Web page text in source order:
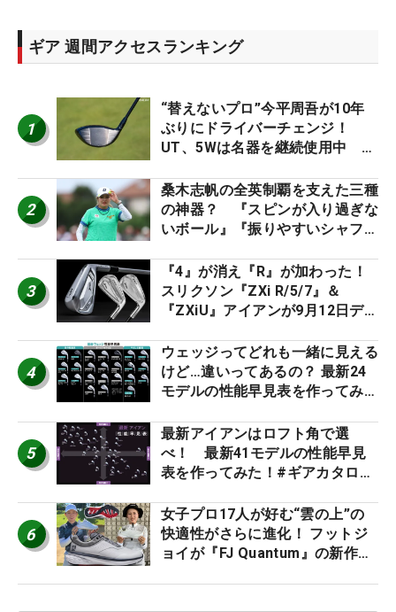
ギア 週間アクセスランキング
1
“替えないプロ”今平周吾が10年
ぶりにドライバーチェンジ！
UT、5Wは名器を継続使用中 #
2
桑木志帆の全英制覇を支えた三種
の神器？ 『スピンが入り過ぎな
いボール』『振りやすいシャフ
ー』 #女子プロセッティング
3
『4』が消え『R』が加わった！
スリクソン『ZXi R/5/7』＆
『ZXiU』アイアンが9月12日デ
4
ウェッジってどれも一緒に見える
けど…違いってあるの？ 最新24
モデルの性能早見表を作ってみ
5
最新アイアンはロフト角で選
べ！ 最新41モデルの性能早見
表を作ってみた！#ギアカタログ
6
女子プロ17人が好む“雲の上”の
快適性がさらに進化！ フットジ
ョイが『FJ Quantum』の新作を